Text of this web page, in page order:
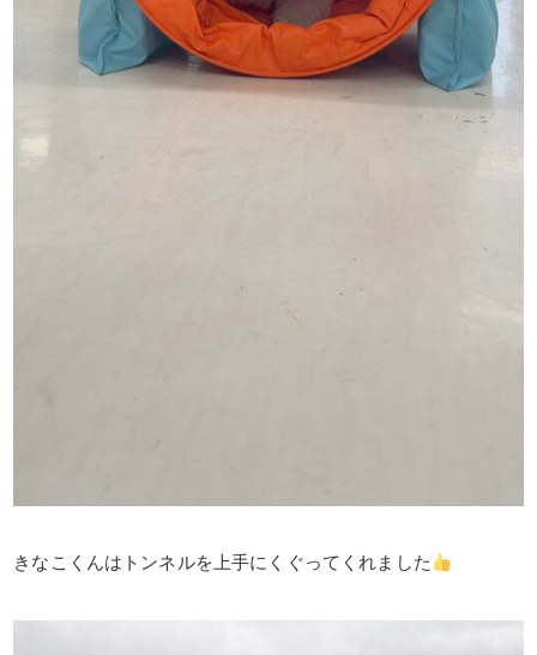
きなこくんはトンネルを上手にくぐってくれました